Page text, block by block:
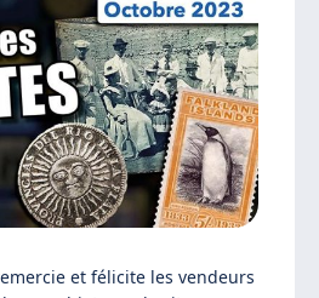
et félicite les vendeurs